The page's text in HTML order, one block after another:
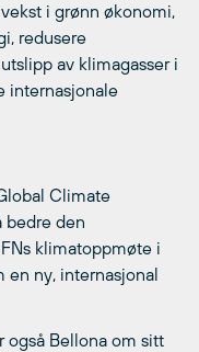
i grønn økonomi,
redusere
av klimagasser i
internasjonale
Climate
bedre den
klimatoppmøte i
en ny, internasjonal
også Bellona om sitt